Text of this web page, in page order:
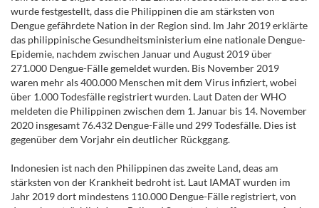
wurde festgestellt, dass die Philippinen die am stärksten von
Dengue gefährdete Nation in der Region sind. Im Jahr 2019 erklärte
das philippinische Gesundheitsministerium eine nationale Dengue-
Epidemie, nachdem zwischen Januar und August 2019 über
271.000 Dengue-Fälle gemeldet wurden. Bis November 2019
waren mehr als 400.000 Menschen mit dem Virus infiziert, wobei
über 1.000 Todesfälle registriert wurden. Laut Daten der WHO
meldeten die Philippinen zwischen dem 1. Januar bis 14. November
2020 insgesamt 76.432 Dengue-Fälle und 299 Todesfälle. Dies ist
gegenüber dem Vorjahr ein deutlicher Rückggang.
Indonesien ist nach den Philippinen das zweite Land, deas am
stärksten von der Krankheit bedroht ist. Laut IAMAT wurden im
Jahr 2019 dort mindestens 110.000 Dengue-Fälle registriert, von